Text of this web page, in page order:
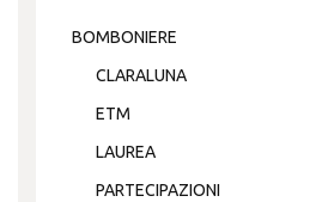
BOMBONIERE
CLARALUNA
ETM
LAUREA
PARTECIPAZIONI